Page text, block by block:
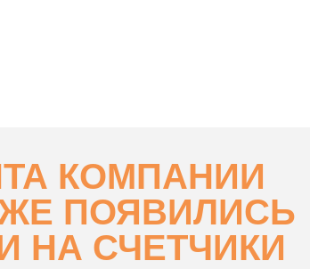
КОМПАНИИ
ПОЯВИЛИСЬ
НА СЧЕТЧИКИ